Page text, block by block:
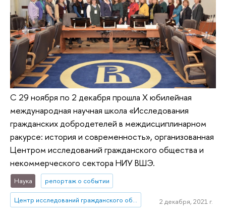
С 29 ноября по 2 декабря прошла X юбилейная
международная научная школа «Исследования
гражданских добродетелей в междисциплинарном
ракурсе: история и современность», организованная
Центром исследований гражданского общества и
некоммерческого сектора НИУ ВШЭ.
Наука репортаж о событии
Центр исследований гражданского общества и некоммерческого сектора 2 декабря, 2021 г.